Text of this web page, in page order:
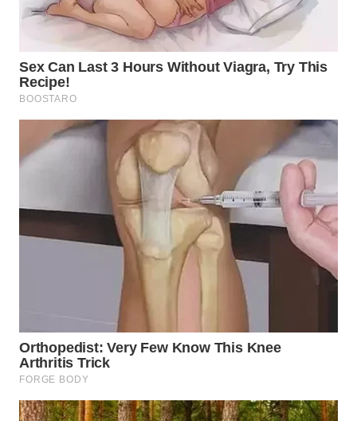
TEBING
TINGGI
WN
PAKPAK
WN
KARAWANG
WN
WN
TAPANULI